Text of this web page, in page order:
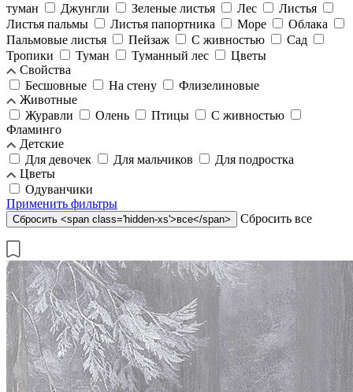
туман
Джунгли Зеленые листья Лес
Листья
Листья пальмы
Листья папортника Море
Облака
Пальмовые листья
Пейзаж С живностью
Сад
Тропики
Туман Туманный лес
Цветы
Свойства
Бесшовные
На стену
Флизелиновые
Животные
Журавли
Олень Птицы
С живностью
Фламинго
Детские
Для девочек
Для мальчиков
Для подростка
Цветы
Одуванчики
Применить фильтры
Cбросить все